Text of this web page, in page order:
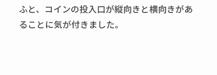
ふと、コインの投入口が縦向きと横向きがあ
ることに気が付きました。